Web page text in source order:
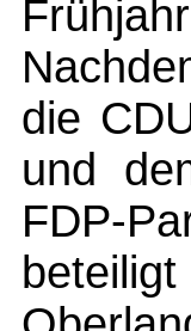
die
und
FDP-